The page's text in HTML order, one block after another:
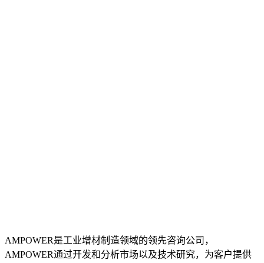
AMPOWER是工业增材制造领域的领先咨询公司，
AMPOWER通过开发和分析市场以及技术研究，为客户提供